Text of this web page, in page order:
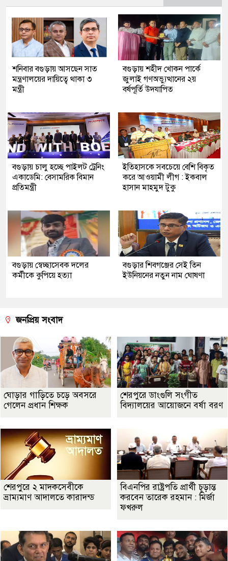
শনিবার বগুড়ায় আসছেন সাত
মন্ত্রণালয়ের দায়িত্বে থাকা ৩
মন্ত্রী
বগুড়ায় শহীদ খোকন পার্কে
জুলাই গণঅভ্যুত্থানের ২য়
বর্ষপূর্তি উদযাপিত
বগুড়ায় চালু হচ্ছে পাইলট ট্রেনিং
একাডেমি: বেসামরিক বিমান
প্রতিমন্ত্রী
ইতিহাসকে সবচেয়ে বেশি বিকৃত
করে আওয়ামী লীগ : ইকবাল
হাসান মাহমুদ টুকু
বগুড়ায় স্বেচ্ছাসেবক দলের
কর্মীকে কুপিয়ে হত্যা
বগুড়ার শিবগঞ্জের সেই তিন
ইউনিয়নের নতুন নাম ঘোষণা
জনপ্রিয় সংবাদ
ঘোড়ার গাড়িতে চড়ে অবসরে
গেলেন প্রধান শিক্ষক
শেরপুরে ডাংগুলি সংগীত
বিদ্যালয়ের আয়োজনে বর্ষা বরণ
শেরপুরে ২ মাদকসেবীকে
ভ্রাম্যমাণ আদালতে কারাদন্ড
বিএনপির রাষ্ট্রপতি প্রার্থী চূড়ান্ত
করবেন তারেক রহমান : মির্জা
ফখরুল